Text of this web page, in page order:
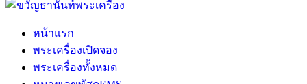
หน้าแรก
พระเครื่องเปิดจอง
พระเครื่องทั้งหมด